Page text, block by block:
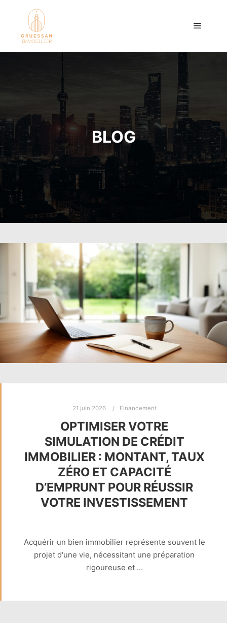
BLOG
21 juin 2026 Financement
OPTIMISER VOTRE
SIMULATION DE CRÉDIT
IMMOBILIER : MONTANT, TAUX
ZÉRO ET CAPACITÉ
D’EMPRUNT POUR RÉUSSIR
VOTRE INVESTISSEMENT
Acquérir un bien immobilier représente souvent le
projet d'une vie, nécessitant une préparation
rigoureuse et …